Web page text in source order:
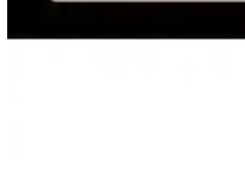
sağlayan ve kolay uygulanan ekran